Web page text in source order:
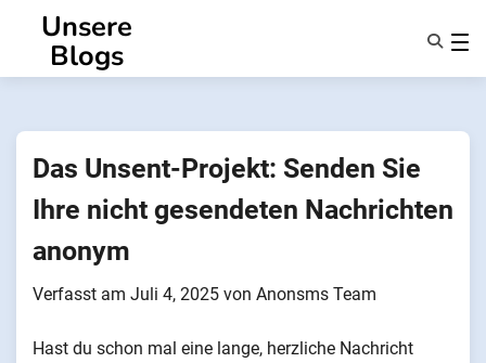
springen
Unsere
Blogs
Über Uns
Das Unsent-Projekt: Senden Sie
Ihre nicht gesendeten Nachrichten
anonym
Verfasst am Juli 4, 2025 von Anonsms Team
Hast du schon mal eine lange, herzliche Nachricht